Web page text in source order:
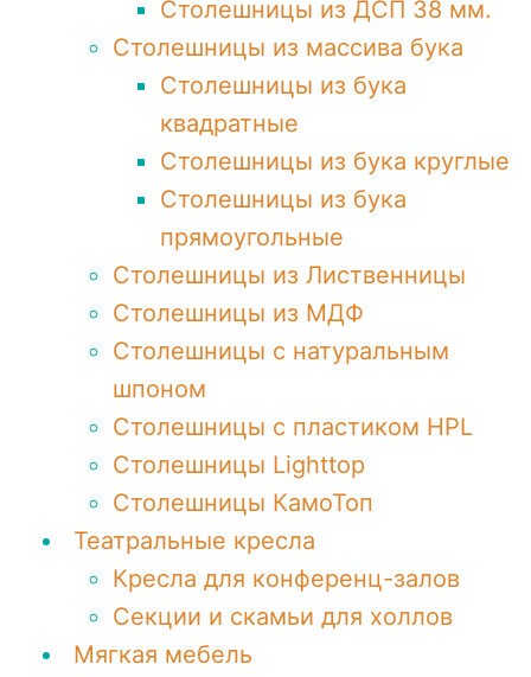
Столешницы из ДСП 38 мм.
Столешницы из массива бука
Столешницы из бука
квадратные
Столешницы из бука круглые
Столешницы из бука
прямоугольные
Столешницы из Лиственницы
Столешницы из МДФ
Столешницы с натуральным
шпоном
Столешницы c пластиком HPL
Столешницы Lighttop
Столешницы КамоТоп
Театральные кресла
Кресла для конференц-залов
Секции и скамьи для холлов
Мягкая мебель